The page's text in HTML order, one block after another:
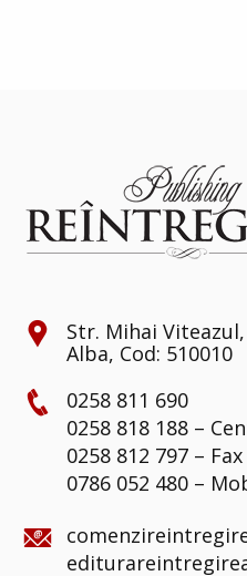
Str. Mihai
Alba, Cod: 510010
0258 811 690
0258 818 188 –
0258 812 797 – Fax
0786 052 480 –